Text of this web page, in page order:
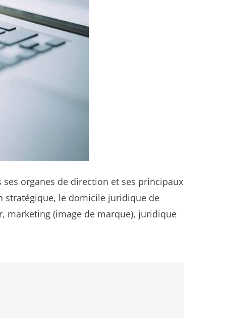
ses organes de direction et ses principaux
stratégique, le domicile juridique de
marketing (image de marque), juridique